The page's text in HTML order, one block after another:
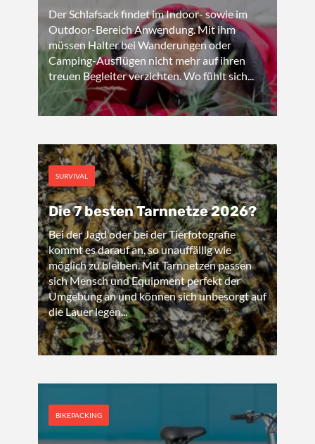
Der Schlafsack findet im Indoor- sowie im
Outdoor-Bereich Anwendung. Mit ihm
müssen Halter bei Wanderungen oder
Camping-Ausflügen nicht mehr auf ihren
treuen Begleiter verzichten. Wo fühlt sich...
SURVIVAL
Die 7 besten Tarnnetze 2026?
Bei der Jagd oder bei der Tierfotografie
kommt es darauf an, so unauffällig wie
möglich zu bleiben. Mit Tarnnetzen passen
sich Mensch und Equipment perfekt der
Umgebung an und können sich unbesorgt auf
die Lauer legen...
BIKEPACKING